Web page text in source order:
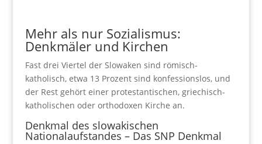
Mehr als nur Sozialismus:
Denkmäler und Kirchen
Fast drei Viertel der Slowaken sind römisch-
katholisch, etwa 13 Prozent sind konfessionslos, und
der Rest gehört einer protestantischen, griechisch-
katholischen oder orthodoxen Kirche an.
Denkmal des slowakischen
Nationalaufstandes – Das SNP Denkmal